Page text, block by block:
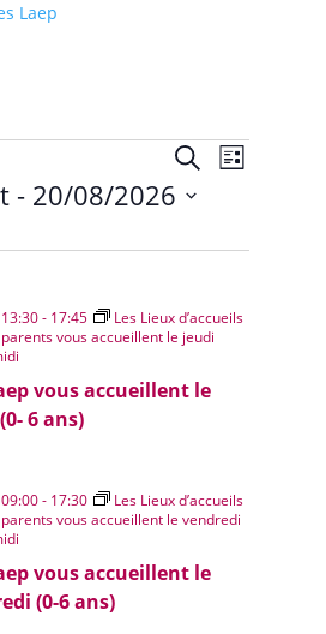
Laep
Recherche
et
navigation
de
Recherche
de
Liste
- 20/08/2026
vous accueillent le
6 ans)
- 17:45
Les Lieux d’accueils
vous accueillent le jeudi
vous accueillent le
(0-6 ans)
- 17:30
Les Lieux d’accueils
vous accueillent le vendredi